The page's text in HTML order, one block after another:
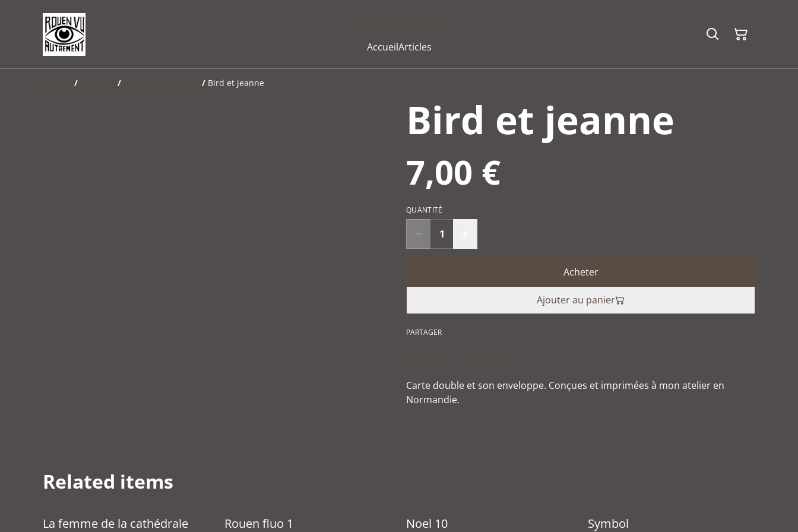
AccueilArticles
/ / / Bird et jeanne
Bird et jeanne
7,00 €
QUANTITÉ
Acheter
Ajouter au panier
PARTAGER
Carte double et son enveloppe. Conçues et imprimées à mon atelier en
Normandie.
Related items
La femme de la cathédrale Rouen fluo 1 Noel 10 Symbol